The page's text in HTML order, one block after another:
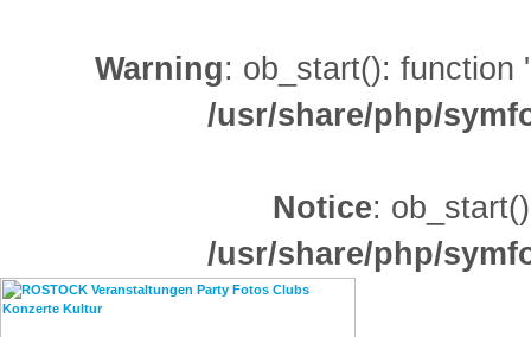
Warning: ob_start(): function
/usr/share/php/
Notice:
/usr/share/php/